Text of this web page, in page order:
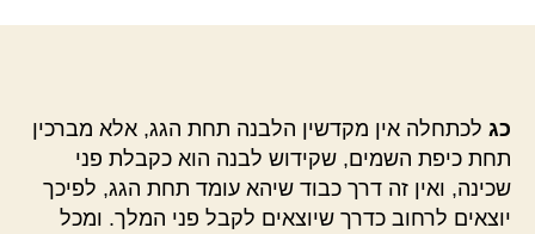
כג לכתחלה אין מקדשין הלבנה תחת הגג, אלא מברכין
תחת כיפת השמים, שקידוש לבנה הוא כקבלת פני
שכינה, ואין זה דרך כבוד שיהא עומד תחת הגג, לפיכך
יוצאים לרחוב כדרך שיוצאים לקבל פני המלך. ומכל